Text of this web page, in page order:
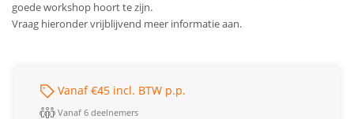
goede workshop hoort te zijn.
Vraag hieronder vrijblijvend meer informatie aan.
Vanaf €45 incl. BTW p.p.
Vanaf 6 deelnemers